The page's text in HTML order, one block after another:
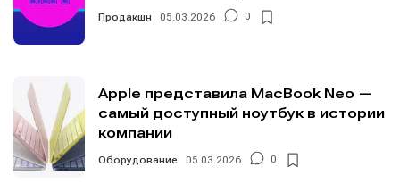
Продакшн 05.03.2026 0
Apple представила MacBook Neo —
самый доступный ноутбук в истории
компании
Оборудование 05.03.2026 0